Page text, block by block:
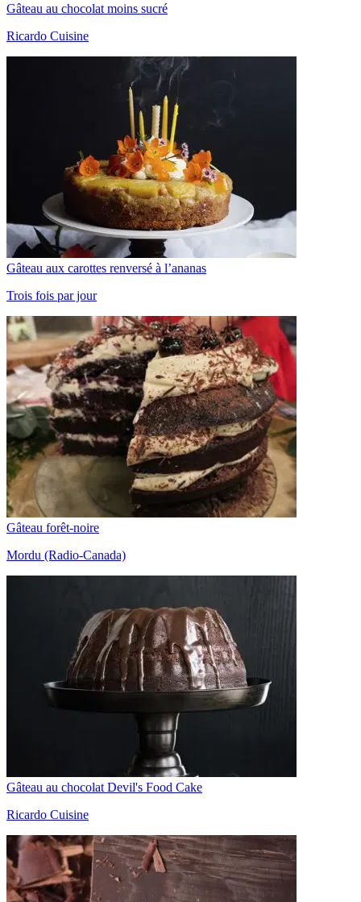
Gâteau au chocolat moins sucré
Ricardo Cuisine
Gâteau aux carottes renversé à l’ananas
Trois fois par jour
Gâteau forêt-noire
Mordu (Radio-Canada)
Gâteau au chocolat Devil's Food Cake
Ricardo Cuisine